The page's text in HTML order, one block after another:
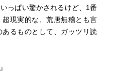
っぱい驚かされるけど、1番
現実的な、荒唐無稽とも言
るものとして、ガッツリ読